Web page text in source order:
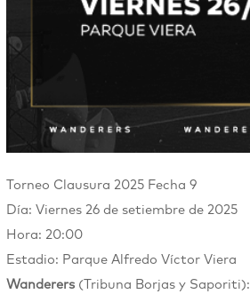
Torneo Clausura 2025 Fecha 9
Día: Viernes 26 de setiembre de 2025
Hora: 20:00
Estadio: Parque Alfredo Víctor Viera
Wanderers (Tribuna Borjas y Saporiti):